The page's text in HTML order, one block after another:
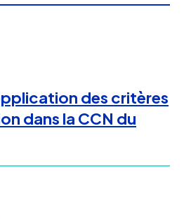
des critères
dans la CCN du